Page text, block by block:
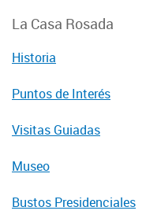
La Casa Rosada
Historia
Puntos de Interés
Visitas Guiadas
Museo
Bustos Presidenciales